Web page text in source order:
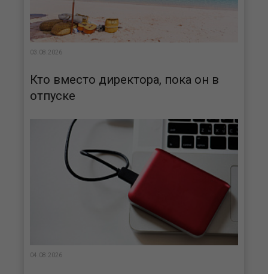
03.08.2026
Кто вместо директора, пока он в
отпуске
04.08.2026